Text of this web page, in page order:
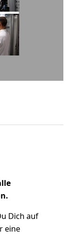
Dich auf
eine